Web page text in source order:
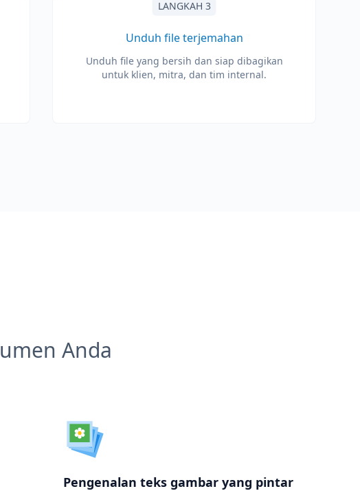
LANGKAH 3
Unduh file terjemahan
Unduh file yang bersih dan siap dibagikan
untuk klien, mitra, dan tim internal.
Anda
Pengenalan teks gambar yang pintar